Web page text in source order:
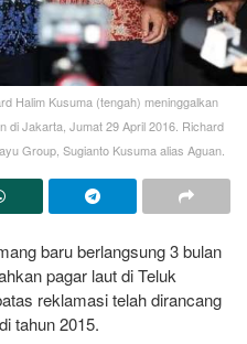
Halim Kusuma (tengah) meninggalkan
di Jakarta, Jumat 29 April 2016. Richard
Group, Sugianto Kusuma alias Aguan.
baru berlangsung 3 bulan
pagar laut di Teluk
reklamasi telah dirancang
tahun 2015.